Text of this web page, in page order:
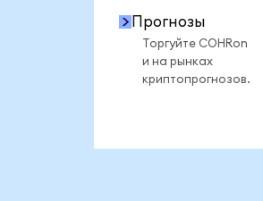
Прогнозы
Торгуйте COHRon
и на рынках
криптопрогнозов.